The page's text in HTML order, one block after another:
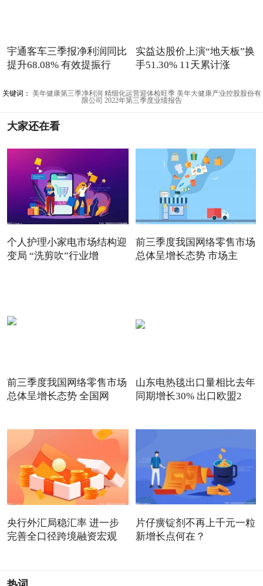
宇通客车三季报净利润同比
提升68.08% 有效提振行
实益达股价上演“地天板”换
手51.30% 11天累计涨
关键词： 美年健康第三季净利润 精细化运营迎体检旺季 美年大健康产业控股股份有
限公司 2022年第三季度业绩报告
大家还在看
个人护理小家电市场结构迎
变局 “洗剪吹”行业增
前三季度我国网络零售市场
总体呈增长态势 市场主
前三季度我国网络零售市场
总体呈增长态势 全国网
山东电热毯出口量相比去年
同期增长30% 出口欧盟2
央行外汇局稳汇率 进一步
完善全口径跨境融资宏观
片仔癀锭剂不再上千元一粒
新增长点何在？